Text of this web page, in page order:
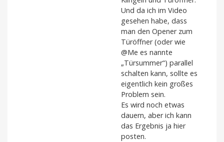
Und da ich im Video
gesehen habe, dass
man den Opener zum
Türöffner (oder wie
@Me es nannte
„Türsummer“) parallel
schalten kann, sollte es
eigentlich kein großes
Problem sein.
Es wird noch etwas
dauern, aber ich kann
das Ergebnis ja hier
posten.